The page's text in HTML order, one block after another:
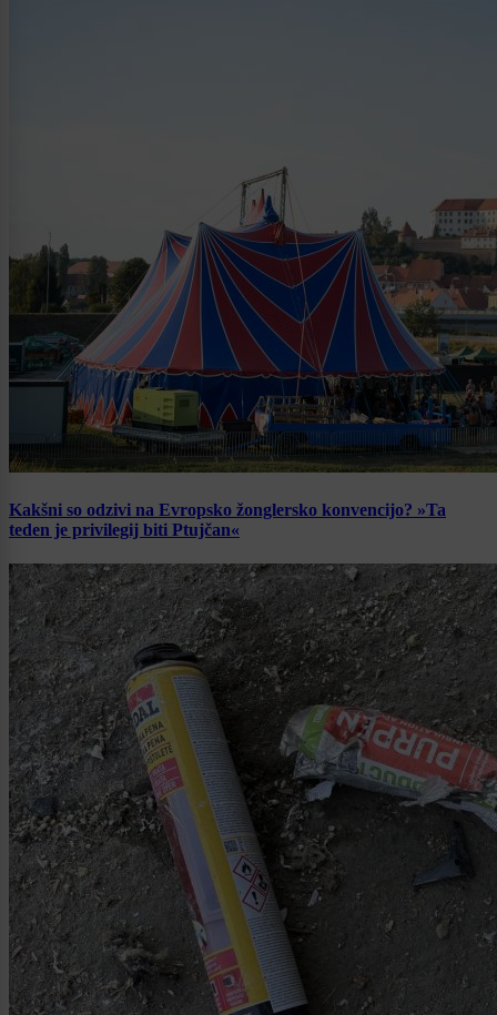
Kakšni so odzivi na Evropsko žonglersko konvencijo? »Ta
teden je privilegij biti Ptujčan«